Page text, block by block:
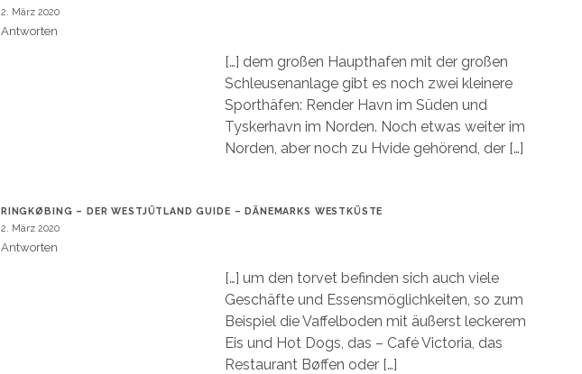
2. März 2020
Antworten
[…] dem großen Haupthafen mit der großen
Schleusenanlage gibt es noch zwei kleinere
Sporthäfen: Render Havn im Süden und
Tyskerhavn im Norden. Noch etwas weiter im
Norden, aber noch zu Hvide gehörend, der […]
RINGKØBING – DER WESTJÜTLAND GUIDE – DÄNEMARKS WESTKÜSTE
2. März 2020
Antworten
[…] um den torvet befinden sich auch viele
Geschäfte und Essensmöglichkeiten, so zum
Beispiel die Vaffelboden mit äußerst leckerem
Eis und Hot Dogs, das – Café Victoria, das
Restaurant Bøffen oder […]